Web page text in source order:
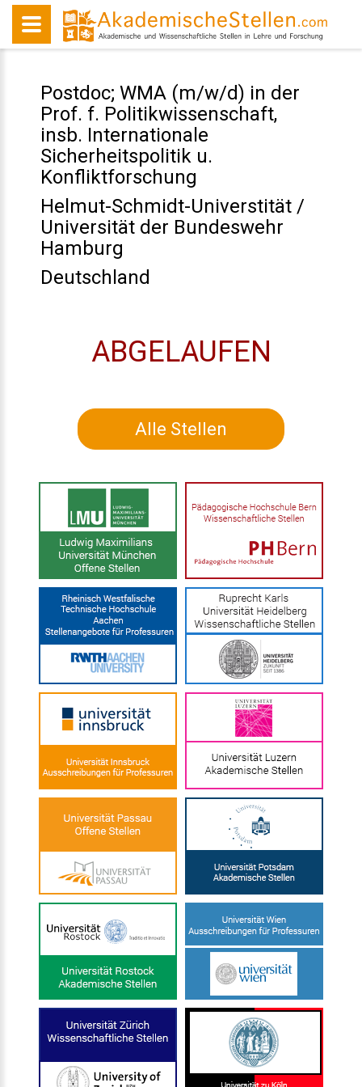
Postdoc; WMA (m/w/d) in der
Prof. f. Politikwissenschaft,
insb. Internationale
Sicherheitspolitik u.
Konfliktforschung
Helmut-Schmidt-Universtität /
Universität der Bundeswehr
Hamburg
Deutschland
ABGELAUFEN
Alle Stellen